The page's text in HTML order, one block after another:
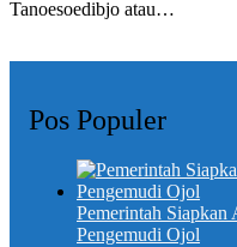
Tanoesoedibjo atau…
Pos Populer
Pemerintah
Pengemudi Ojol